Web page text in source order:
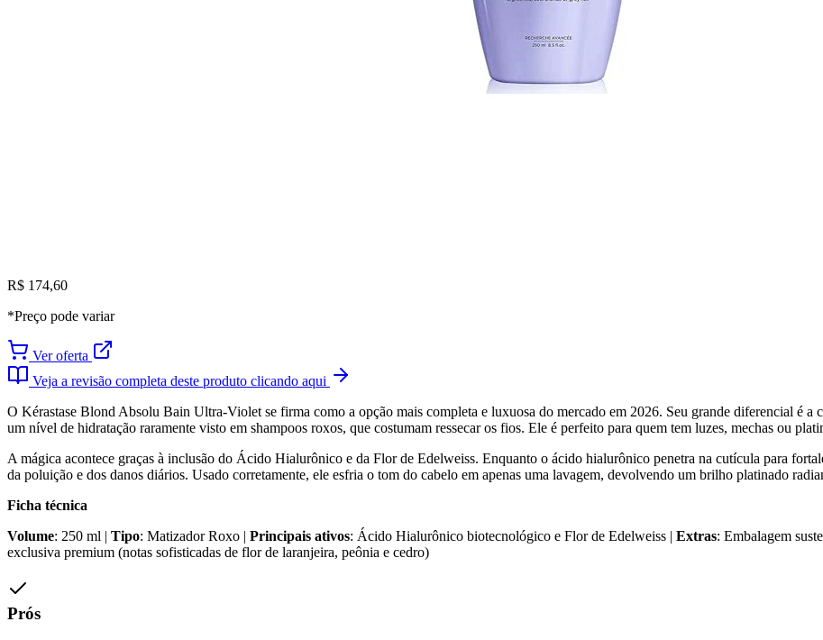
R$ 174,60
*Preço pode variar
Ver oferta
Veja a revisão completa deste produto clicando aqui
O Kérastase Blond Absolu Bain Ultra-Violet se firma como a opção mais completa e luxuosa do mercado em 2026. Seu grande diferencial é a
um nível de hidratação raramente visto em shampoos roxos, que costumam ressecar os fios. Ele é perfeito para quem tem luzes, mechas ou
A mágica acontece graças à inclusão do Ácido Hialurônico e da Flor de Edelweiss. Enquanto o ácido hialurônico penetra na cutícula para
da poluição e dos danos diários. Usado corretamente, ele esfria o tom do cabelo em apenas uma lavagem, devolvendo um brilho platinado
Ficha técnica
Volume: 250 ml | Tipo: Matizador Roxo | Principais ativos: Ácido Hialurônico biotecnológico e Flor de Edelweiss | Extras: Embalagem
exclusiva premium (notas sofisticadas de flor de laranjeira, peônia e cedro)
Prós